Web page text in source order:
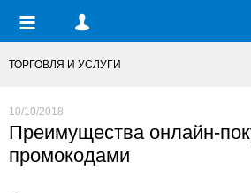
ТОРГОВЛЯ И УСЛУГИ
10/10/2018
Преимущества онлайн-
промокодами